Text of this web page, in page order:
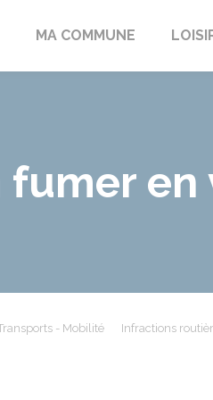
MA COMMUNE
fumer en
- Mobilité Infractions